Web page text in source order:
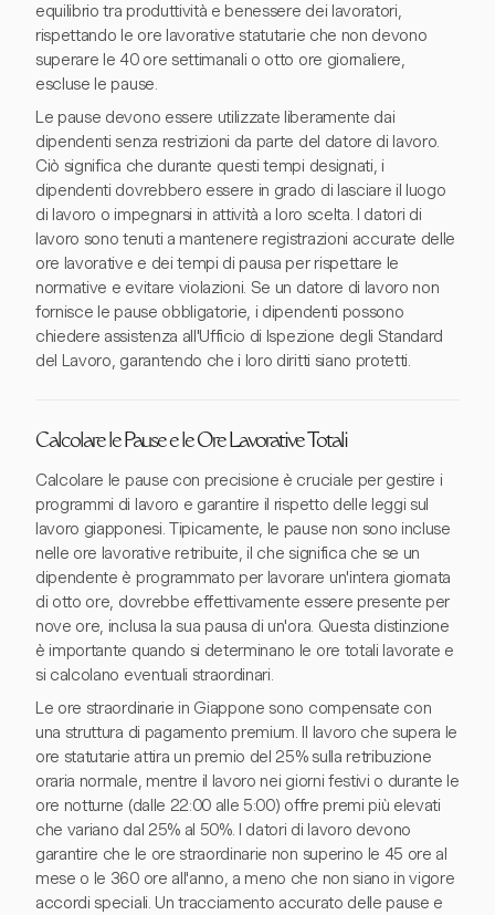
equilibrio tra produttività e benessere dei lavoratori,
rispettando le ore lavorative statutarie che non devono
superare le 40 ore settimanali o otto ore giornaliere,
escluse le pause.
Le pause devono essere utilizzate liberamente dai
dipendenti senza restrizioni da parte del datore di lavoro.
Ciò significa che durante questi tempi designati, i
dipendenti dovrebbero essere in grado di lasciare il luogo
di lavoro o impegnarsi in attività a loro scelta. I datori di
lavoro sono tenuti a mantenere registrazioni accurate delle
ore lavorative e dei tempi di pausa per rispettare le
normative e evitare violazioni. Se un datore di lavoro non
fornisce le pause obbligatorie, i dipendenti possono
chiedere assistenza all'Ufficio di Ispezione degli Standard
del Lavoro, garantendo che i loro diritti siano protetti.
Calcolare le Pause e le Ore Lavorative Totali
Calcolare le pause con precisione è cruciale per gestire i
programmi di lavoro e garantire il rispetto delle leggi sul
lavoro giapponesi. Tipicamente, le pause non sono incluse
nelle ore lavorative retribuite, il che significa che se un
dipendente è programmato per lavorare un'intera giornata
di otto ore, dovrebbe effettivamente essere presente per
nove ore, inclusa la sua pausa di un'ora. Questa distinzione
è importante quando si determinano le ore totali lavorate e
si calcolano eventuali straordinari.
Le ore straordinarie in Giappone sono compensate con
una struttura di pagamento premium. Il lavoro che supera le
ore statutarie attira un premio del 25% sulla retribuzione
oraria normale, mentre il lavoro nei giorni festivi o durante le
ore notturne (dalle 22:00 alle 5:00) offre premi più elevati
che variano dal 25% al 50%. I datori di lavoro devono
garantire che le ore straordinarie non superino le 45 ore al
mese o le 360 ore all'anno, a meno che non siano in vigore
accordi speciali. Un tracciamento accurato delle pause e